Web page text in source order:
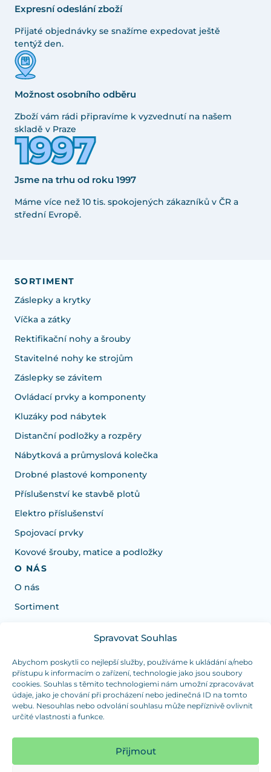
Spravovat Souhlas
Abychom poskytli co nejlepší služby, používáme k ukládání a/nebo
přístupu k informacím o zařízení, technologie jako jsou soubory
cookies. Souhlas s těmito technologiemi nám umožní zpracovávat
údaje, jako je chování při procházení nebo jedinečná ID na tomto
webu. Nesouhlas nebo odvolání souhlasu může nepříznivě ovlivnit
určité vlastnosti a funkce.
Přijmout
Expresní odeslání zboží
Přijaté objednávky se snažíme expedovat ještě
tentýž den.
Možnost osobního odběru
Zboží vám rádi připravíme k vyzvednutí na našem
skladě v Praze
Jsme na trhu od roku 1997
Máme více než 10 tis. spokojených zákazníků v ČR a
střední Evropě.
SORTIMENT
Záslepky a krytky
Víčka a zátky
Rektifikační nohy a šrouby
Stavitelné nohy ke strojům
Záslepky se závitem
Ovládací prvky a komponenty
Kluzáky pod nábytek
Distanční podložky a rozpěry
Nábytková a průmyslová kolečka
Drobné plastové komponenty
Příslušenství ke stavbě plotů
Elektro příslušenství
Spojovací prvky
Kovové šrouby, matice a podložky
O NÁS
O nás
Sortiment
Potřebujete poradit s výběrem?
Jsme tu pro vás Pondělí-Čtvrtek od: 7:30 - 15:30 hodin
a Pátek od 7:30 - 14:30 hodin
info@dualpraha.cz +420 725 802 767
(platba pouze v hotovosti)
Jsme tu pro vás Pondělí-Čtvrtek od: 7:30 - 15:30 hodin
a Pátek od 7:30 - 14:30 hodin